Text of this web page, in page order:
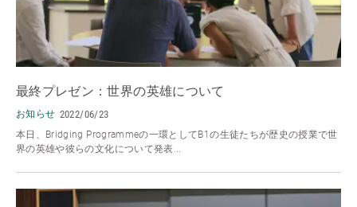
最終プレゼン：世界の英雄について
お知らせ 2022/06/23
本日、Bridging Programmeの一環としてB1の生徒たちが歴史の授業で世
界の英雄や彼らの文化について発表...